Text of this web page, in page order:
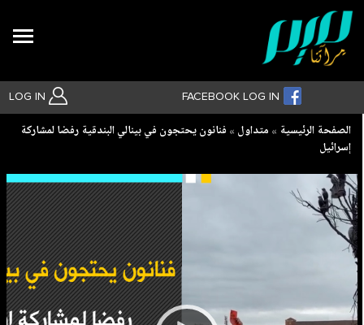
LOG IN FACEBOOK LOG IN
بحث متقدم
Breadcrumb
الصفحة الرئيسية متداول
فنانون يحتجون في بينالي البندقية رفضا لمشاركة
إسرائيل